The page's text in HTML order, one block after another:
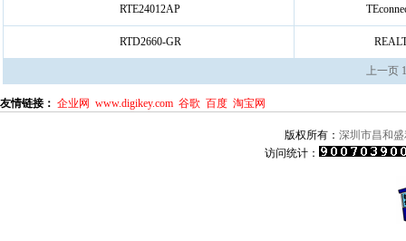
RTE24012AP
RTD2660-GR
上一页 1
友情链接： 企业网 www.digikey.com 谷歌 百度 淘宝网
版权所有： 深圳市昌和
访问统计：